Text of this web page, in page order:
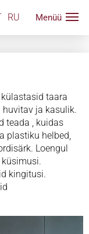
RU
taara
huvitav ja kasulik.
teada , kuidas
plastiku helbed,
Loengul
kingitusi.